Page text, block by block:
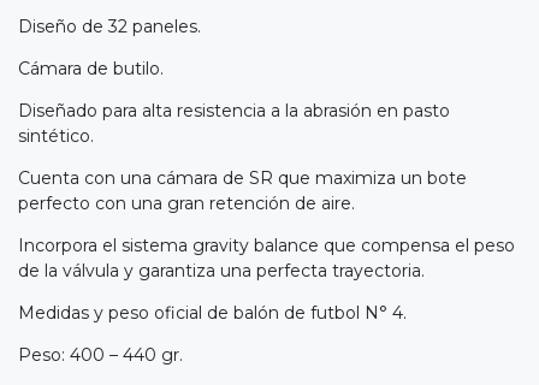
Diseño de 32 paneles.
Cámara de butilo.
Diseñado para alta resistencia a la abrasión en pasto
sintético.
Cuenta con una cámara de SR que maximiza un bote
perfecto con una gran retención de aire.
Incorpora el sistema gravity balance que compensa el peso
de la válvula y garantiza una perfecta trayectoria.
Medidas y peso oficial de balón de futbol N° 4.
Peso: 400 – 440 gr.